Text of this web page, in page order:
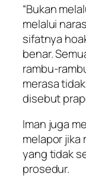
“Bukan
melalui
sifatnya
benar.
rambu-
merasa
disebut
Iman juga
melapor jika
yang tidak
prosedur.